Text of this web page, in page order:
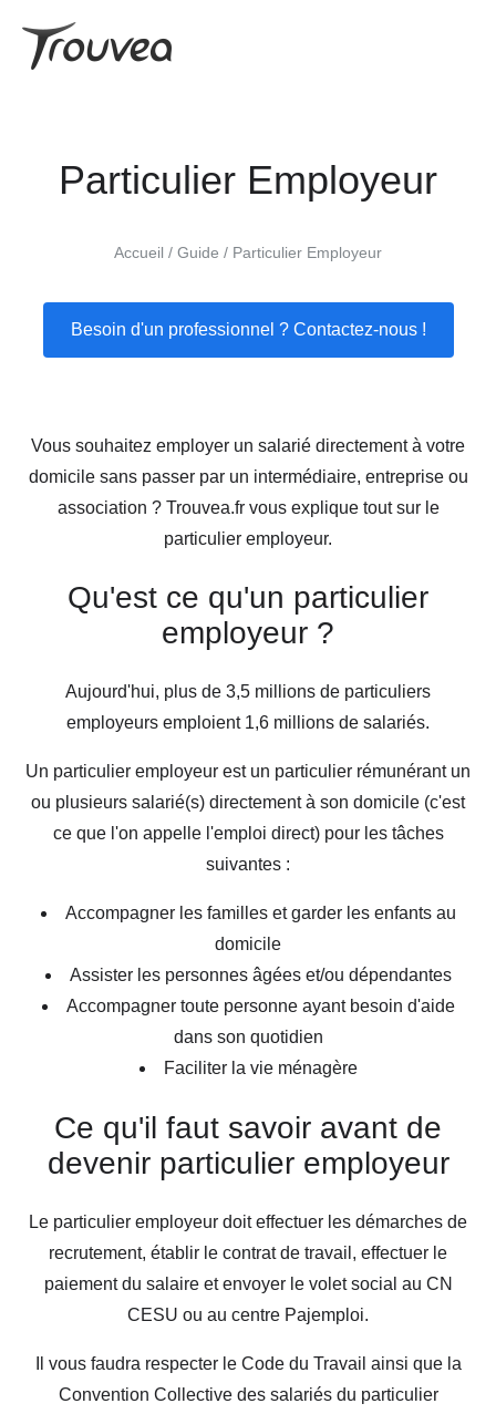
Particulier Employeur
Accueil Guide Particulier Employeur
Besoin d'un professionnel ? Contactez-nous !
Vous souhaitez employer un salarié directement à votre
domicile sans passer par un intermédiaire, entreprise ou
association ? Trouvea.fr vous explique tout sur le
particulier employeur.
Qu'est ce qu'un particulier
employeur ?
Aujourd'hui, plus de 3,5 millions de particuliers
employeurs emploient 1,6 millions de salariés.
Un particulier employeur est un particulier rémunérant un
ou plusieurs salarié(s) directement à son domicile (c'est
ce que l'on appelle l'emploi direct) pour les tâches
suivantes :
Accompagner les familles et garder les enfants au
domicile
Assister les personnes âgées et/ou dépendantes
Accompagner toute personne ayant besoin d'aide
dans son quotidien
Faciliter la vie ménagère
Ce qu'il faut savoir avant de
devenir particulier employeur
Le particulier employeur doit effectuer les démarches de
recrutement, établir le contrat de travail, effectuer le
paiement du salaire et envoyer le volet social au CN
CESU ou au centre Pajemploi.
Il vous faudra respecter le Code du Travail ainsi que la
Convention Collective des salariés du particulier